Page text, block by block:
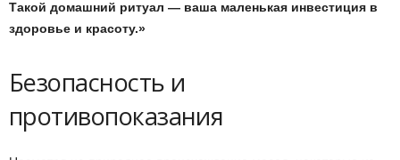
Такой домашний ритуал — ваша маленькая инвестиция в
здоровье и красоту.»
Безопасность и
противопоказания